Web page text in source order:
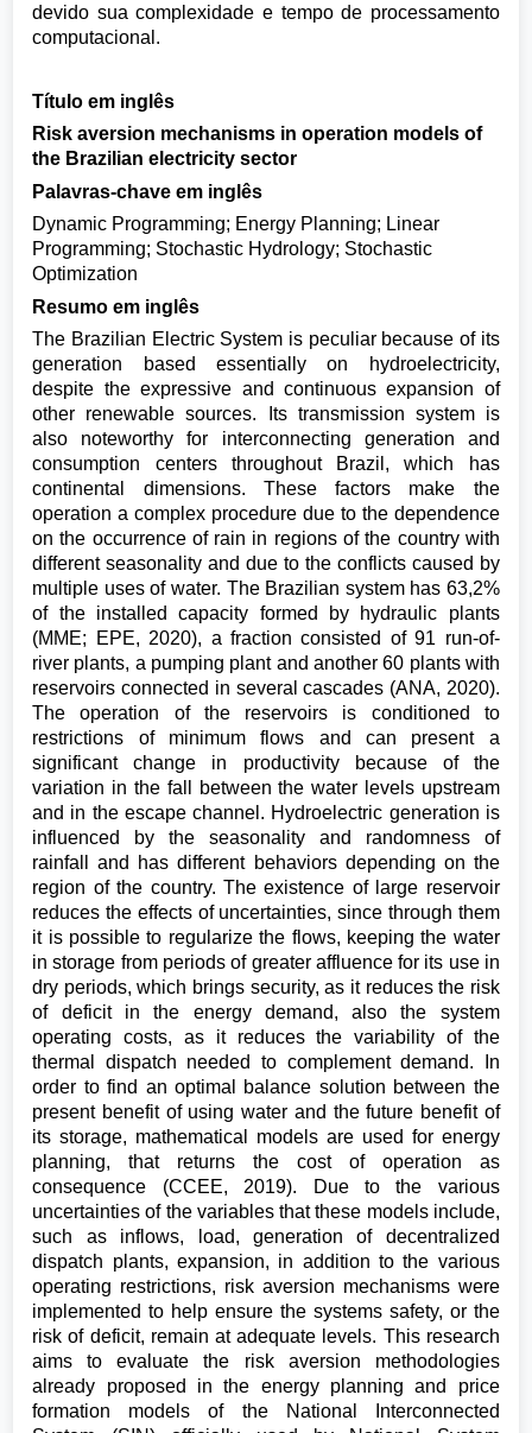
devido sua complexidade e tempo de processamento
computacional.
Título em inglês
Risk aversion mechanisms in operation models of
the Brazilian electricity sector
Palavras-chave em inglês
Dynamic Programming; Energy Planning; Linear
Programming; Stochastic Hydrology; Stochastic
Optimization
Resumo em inglês
The Brazilian Electric System is peculiar because of its
generation based essentially on hydroelectricity,
despite the expressive and continuous expansion of
other renewable sources. Its transmission system is
also noteworthy for interconnecting generation and
consumption centers throughout Brazil, which has
continental dimensions. These factors make the
operation a complex procedure due to the dependence
on the occurrence of rain in regions of the country with
different seasonality and due to the conflicts caused by
multiple uses of water. The Brazilian system has 63,2%
of the installed capacity formed by hydraulic plants
(MME; EPE, 2020), a fraction consisted of 91 run-of-
river plants, a pumping plant and another 60 plants with
reservoirs connected in several cascades (ANA, 2020).
The operation of the reservoirs is conditioned to
restrictions of minimum flows and can present a
significant change in productivity because of the
variation in the fall between the water levels upstream
and in the escape channel. Hydroelectric generation is
influenced by the seasonality and randomness of
rainfall and has different behaviors depending on the
region of the country. The existence of large reservoir
reduces the effects of uncertainties, since through them
it is possible to regularize the flows, keeping the water
in storage from periods of greater affluence for its use in
dry periods, which brings security, as it reduces the risk
of deficit in the energy demand, also the system
operating costs, as it reduces the variability of the
thermal dispatch needed to complement demand. In
order to find an optimal balance solution between the
present benefit of using water and the future benefit of
its storage, mathematical models are used for energy
planning, that returns the cost of operation as
consequence (CCEE, 2019). Due to the various
uncertainties of the variables that these models include,
such as inflows, load, generation of decentralized
dispatch plants, expansion, in addition to the various
operating restrictions, risk aversion mechanisms were
implemented to help ensure the systems safety, or the
risk of deficit, remain at adequate levels. This research
aims to evaluate the risk aversion methodologies
already proposed in the energy planning and price
formation models of the National Interconnected